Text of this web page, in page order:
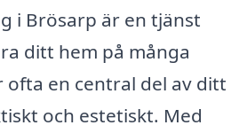
i Brösarp är en tjänst
ditt hem på många
ofta en central del av ditt
och estetiskt. Med